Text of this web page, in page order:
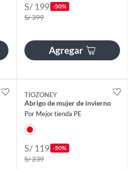
S/ 199 -50%
S/ 399
Agregar
TIOZONEY
Abrigo de mujer de invierno
Por Mejor tienda PE
S/ 119 -50%
S/ 239